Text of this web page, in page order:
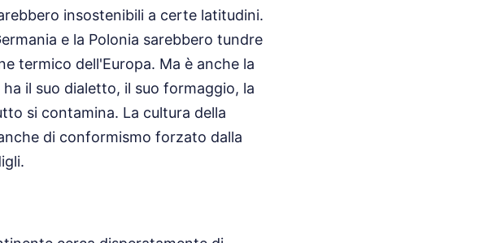
insostenibili a certe latitudini.
e la Polonia sarebbero tundre
termico dell'Europa. Ma è anche la
il suo dialetto, il suo formaggio, la
si contamina. La cultura della
di conformismo forzato dalla